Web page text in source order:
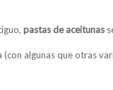
pastas de aceitunas
(con algunas que otras